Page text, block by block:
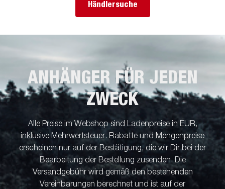
Händlersuche
ANHÄNGER FÜR JEDEN
ZWECK
Alle Preise im Webshop sind Ladenpreise in EUR,
inklusive Mehrwertsteuer. Rabatte und Mengenpreise
erscheinen nur auf der Bestätigung, die wir Dir bei der
Bearbeitung der Bestellung zusenden. Die
Versandgebühr wird gemäß den bestehenden
Vereinbarungen berechnet und ist auf der